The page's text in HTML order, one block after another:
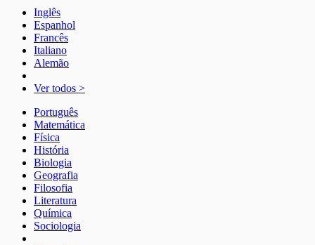
Inglês
Espanhol
Francês
Italiano
Alemão
Ver todos >
Português
Matemática
Física
História
Biologia
Geografia
Filosofia
Literatura
Química
Sociologia